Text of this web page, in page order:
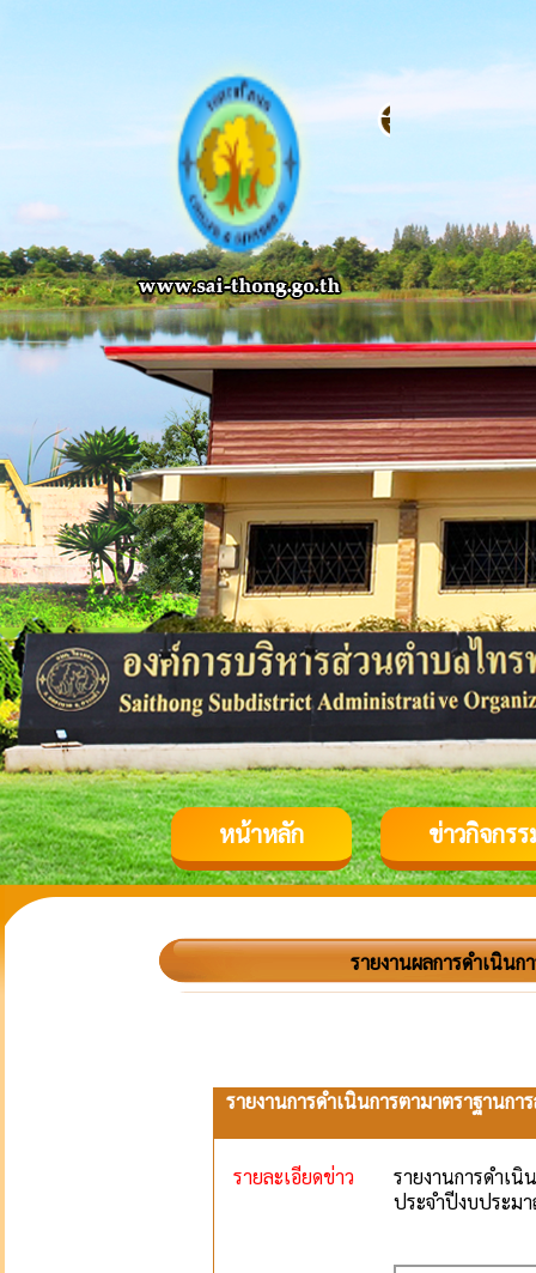
หน้าหลัก ข่าวกิจกรร
รายงานผลการดำเนิน
รายงานการดำเนินการตามาตราฐานก
รายละเอียดข่าว
รายงานการดำเนิ
ประจำปีงบประม